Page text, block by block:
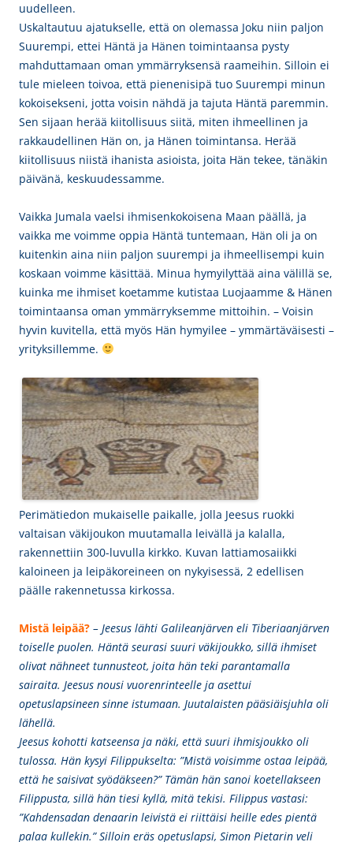
uudelleen.
Uskaltautuu ajatukselle, että on olemassa Joku niin paljon
Suurempi, ettei Häntä ja Hänen toimintaansa pysty
mahduttamaan oman ymmärryksensä raameihin. Silloin ei
tule mieleen toivoa, että pienenisipä tuo Suurempi minun
kokoisekseni, jotta voisin nähdä ja tajuta Häntä paremmin.
Sen sijaan herää kiitollisuus siitä, miten ihmeellinen ja
rakkaudellinen Hän on, ja Hänen toimintansa. Herää
kiitollisuus niistä ihanista asioista, joita Hän tekee, tänäkin
päivänä, keskuudessamme.
Vaikka Jumala vaelsi ihmisenkokoisena Maan päällä, ja
vaikka me voimme oppia Häntä tuntemaan, Hän oli ja on
kuitenkin aina niin paljon suurempi ja ihmeellisempi kuin
koskaan voimme käsittää. Minua hymyilyttää aina välillä se,
kuinka me ihmiset koetamme kutistaa Luojaamme & Hänen
toimintaansa oman ymmärryksemme mittoihin. – Voisin
hyvin kuvitella, että myös Hän hymyilee – ymmärtäväisesti –
yrityksillemme.
Perimätiedon mukaiselle paikalle, jolla Jeesus ruokki
valtaisan väkijoukon muutamalla leivällä ja kalalla,
rakennettiin 300-luvulla kirkko. Kuvan lattiamosaiikki
kaloineen ja leipäkoreineen on nykyisessä, 2 edellisen
päälle rakennetussa kirkossa.
Mistä leipää? – Jeesus lähti Galileanjärven eli Tiberiaanjärven
toiselle puolen. Häntä seurasi suuri väkijoukko, sillä ihmiset
olivat nähneet tunnusteot, joita hän teki parantamalla
sairaita. Jeesus nousi vuorenrinteelle ja asettui
opetuslapsineen sinne istumaan. Juutalaisten pääsiäisjuhla oli
lähellä.
Jeesus kohotti katseensa ja näki, että suuri ihmisjoukko oli
tulossa. Hän kysyi Filippukselta: ”Mistä voisimme ostaa leipää,
että he saisivat syödäkseen?” Tämän hän sanoi koetellakseen
Filippusta, sillä hän tiesi kyllä, mitä tekisi. Filippus vastasi:
”Kahdensadan denaarin leivistä ei riittäisi heille edes pientä
palaa kullekin.” Silloin eräs opetuslapsi, Simon Pietarin veli